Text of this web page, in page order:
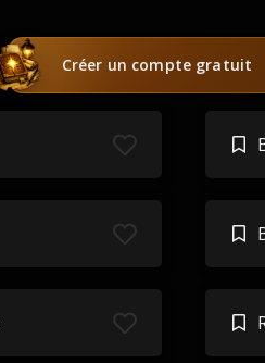
Créer un compte gratuit